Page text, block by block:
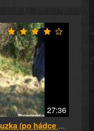
27:36
Mrdání stopařek - Slečna Zuzka (po hádce s př...